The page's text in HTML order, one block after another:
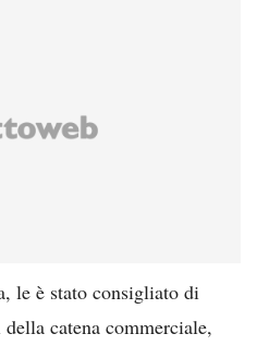
le è stato consigliato di
catena commerciale,